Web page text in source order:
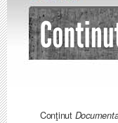
Conţinut